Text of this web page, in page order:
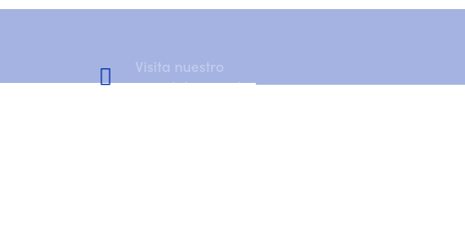
Visita nuestro
Canal de YouTube